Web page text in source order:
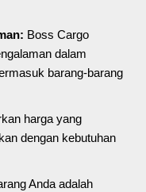
Boss Cargo
dalam
barang-barang
harga yang
dengan kebutuhan
Anda adalah